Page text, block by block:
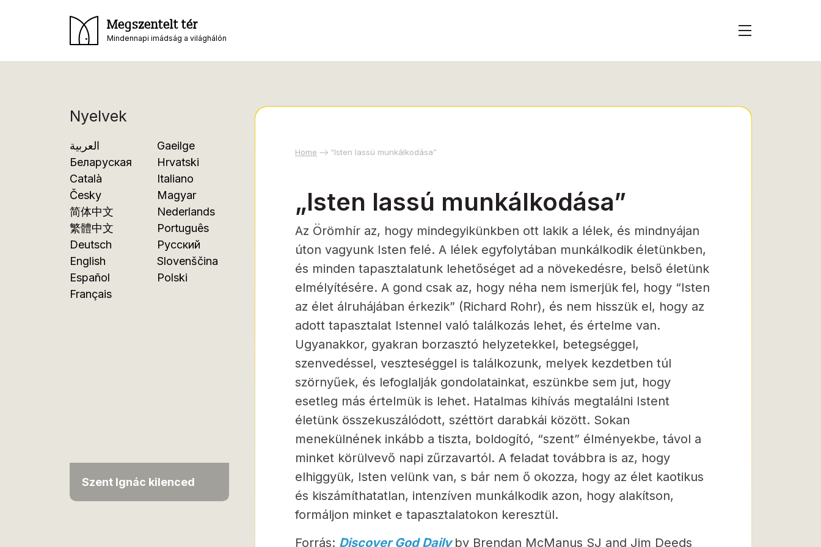
Megszentelt tér
Mindennapi imádság a világhálón
Nyelvek
العربية
Беларуская
Català
Česky
简体中文
繁體中文
Deutsch
English
Español
Français
Gaeilge
Hrvatski
Italiano
Magyar
Nederlands
Português
Русский
Slovenščina
Polski
Szent Ignác kilenced
Home “Isten lassú munkálkodása”
„Isten lassú munkálkodása”
Az Örömhír az, hogy mindegyikünkben ott lakik a lélek, és mindnyájan
úton vagyunk Isten felé. A lélek egyfolytában munkálkodik életünkben,
és minden tapasztalatunk lehetőséget ad a növekedésre, belső életünk
elmélyítésére. A gond csak az, hogy néha nem ismerjük fel, hogy “Isten
az élet álruhájában érkezik” (Richard Rohr), és nem hisszük el, hogy az
adott tapasztalat Istennel való találkozás lehet, és értelme van.
Ugyanakkor, gyakran borzasztó helyzetekkel, betegséggel,
szenvedéssel, veszteséggel is találkozunk, melyek kezdetben túl
szörnyűek, és lefoglalják gondolatainkat, eszünkbe sem jut, hogy
esetleg más értelmük is lehet. Hatalmas kihívás megtalálni Istent
életünk összekuszálódott, széttört darabkái között. Sokan
menekülnének inkább a tiszta, boldogító, “szent” élményekbe, távol a
minket körülvevő napi zűrzavartól. A feladat továbbra is az, hogy
elhiggyük, Isten velünk van, s bár nem ő okozza, hogy az élet kaotikus
és kiszámíthatatlan, intenzíven munkálkodik azon, hogy alakítson,
formáljon minket e tapasztalatokon keresztül.
Forrás: Discover God Daily by Brendan McManus SJ and Jim Deeds